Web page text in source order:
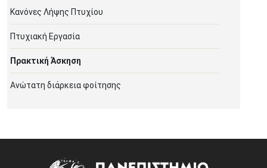
Κανόνες Λήψης Πτυχίου
Πτυχιακή Εργασία
Πρακτική Άσκηση
Ανώτατη διάρκεια φοίτησης